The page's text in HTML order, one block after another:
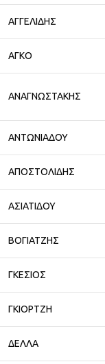
ΑΓΓΕΛΙΔΗΣ
ΑΓΚΟ
ΑΝΑΓΝΩΣΤΑΚΗΣ
ΑΝΤΩΝΙΑΔΟΥ
ΑΠΟΣΤΟΛΙΔΗΣ
ΑΣΙΑΤΙΔΟΥ
ΒΟΓΙΑΤΖΗΣ
ΓΚΕΣΙΟΣ
ΓΚΙΟΡΤΖΗ
ΔΕΛΛΑ